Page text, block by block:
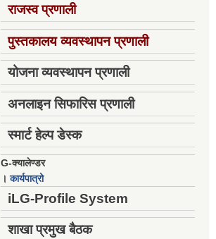
राजस्व प्रणाली
पुस्तकालय व्यवस्थापन प्रणाली
योजना व्यवस्थापन प्रणाली
अनलाइन सिफारिस प्रणाली
स्मार्ट हेल्प डेस्क
G-क्यालेण्डर
।कार्यपात्रो
iLG-Profile System
शाखा प्रमुख बैठक